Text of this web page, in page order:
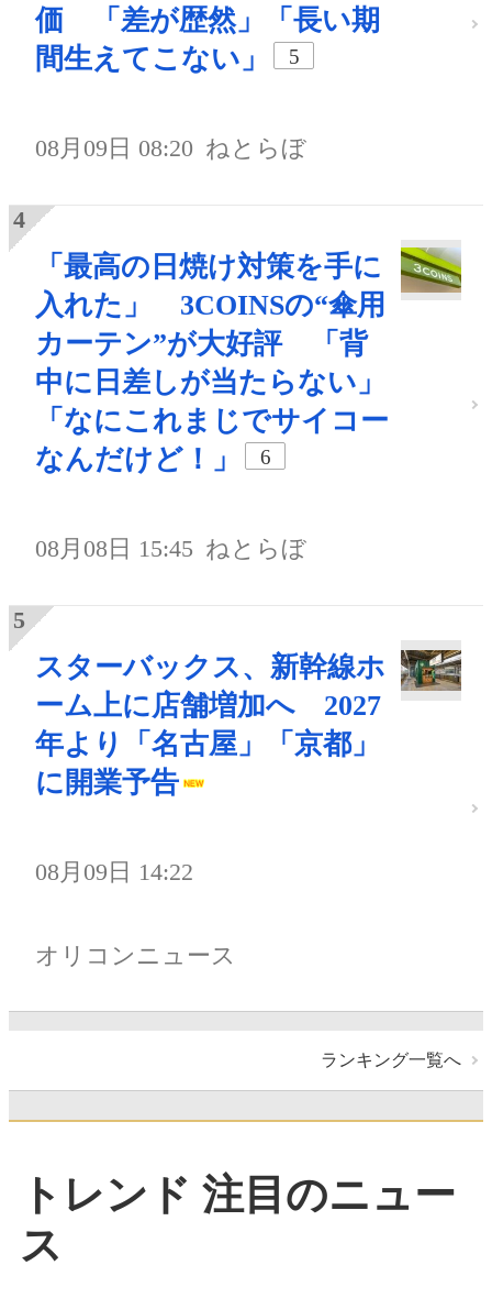
価 「差が歴然」「長い期
間生えてこない」
5
08月09日 08:20 ねとらぼ
「最高の日焼け対策を手に
入れた」 3COINSの“傘用
カーテン”が大好評 「背
中に日差しが当たらない」
「なにこれまじでサイコー
なんだけど！」
6
08月08日 15:45 ねとらぼ
スターバックス、新幹線ホ
ーム上に店舗増加へ 2027
年より「名古屋」「京都」
に開業予告
08月09日 14:22
オリコンニュース
ランキング一覧へ
トレンド 注目のニュー
ス